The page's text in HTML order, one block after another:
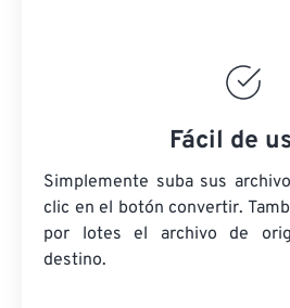
Fácil de
Simplemente suba sus
clic en el botón convertir.
por lotes el archivo de
destino.